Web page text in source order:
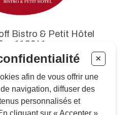
Bistro & Petit Hôtel
112641
avenue Cartier
G1R 2S6
418 522-3711
+
afin de vous offrir une
navigation, diffuser des
personnalisés et
cliquant sur « Accepter »,